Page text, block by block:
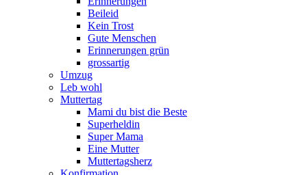
Beileid
Kein Trost
Gute Menschen
Erinnerungen grün
grossartig
Umzug
Leb wohl
Muttertag
Mami du bist die Beste
Superheldin
Super Mama
Eine Mutter
Muttertagsherz